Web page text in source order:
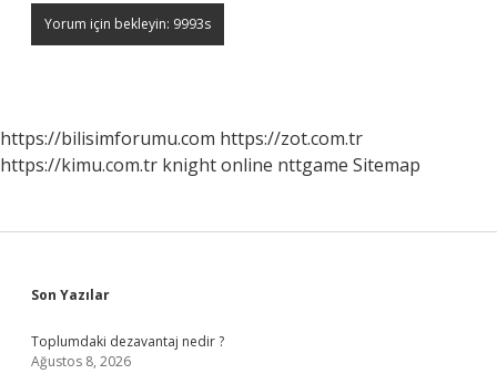
https://bilisimforumu.com https://zot.com.tr
https://kimu.com.tr knight online nttgame Sitemap
Sidebar
Son Yazılar
Toplumdaki dezavantaj nedir ?
Ağustos 8, 2026